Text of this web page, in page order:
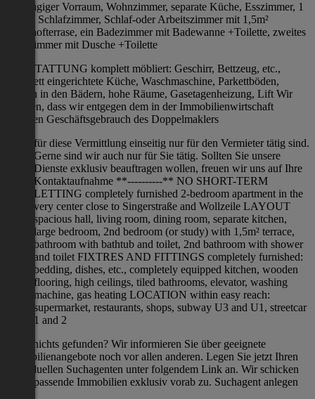
großzügiger Vorraum, Wohnzimmer, separate Küche, Esszimmer, 1
großes Schlafzimmer, Schlaf-oder Arbeitszimmer mit 1,5m²
Innenhofterrase, ein Badezimmer mit Badewanne +Toilette, zweites
Badezimmer mit Dusche +Toilette
AUSSTATTUNG komplett möbliert: Geschirr, Bettzeug, etc.,
komplett eingerichtete Küche, Waschmaschine, Parkettböden,
Fliesen in den Bädern, hohe Räume, Gasetagenheizung, Lift Wir
erklären, dass wir entgegen dem in der Immobilienwirtschaft
üblichen Geschäftsgebrauch des Doppelmaklers
für diese Vermittlung einseitig nur für den Vermieter tätig sind.
Gerne sind wir auch nur für Sie tätig. Sollten Sie unsere
Dienste exklusiv beauftragen wollen, freuen wir uns auf Ihre
Kontaktaufnahme **----------** NO SHORT-TERM
LETTING completely furnished 2-bedroom apartment in the
very center close to Singerstraße and Wollzeile LAYOUT
spacious hall, living room, dining room, separate kitchen,
large bedroom, 2nd bedroom (or study) with 1,5m² terrace,
bathroom with bathtub and toilet, 2nd bathroom with shower
and toilet FIXTRES AND FITTINGS completely furnished:
bedding, dishes, etc., completely equipped kitchen, wooden
flooring, high ceilings, tiled bathrooms, elevator, washing
machine, gas heating LOCATION within easy reach:
supermarket, restaurants, shops, subway U3 and U1, streetcar
1 and 2
Noch nichts gefunden? Wir informieren Sie über geeignete
Immobilienangebote noch vor allen anderen. Legen Sie jetzt Ihren
individuellen Suchagenten unter folgendem Link an. Wir schicken
Ihnen passende Immobilien exklusiv vorab zu. Suchagent anlegen